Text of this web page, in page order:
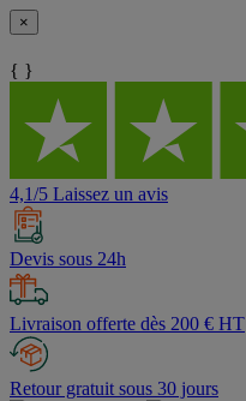
×
{ }
4,1/5 Laissez un avis
Devis sous 24h
Livraison offerte dès 200 € HT
Retour gratuit sous 30 jours